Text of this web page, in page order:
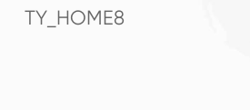
TY_HOME8